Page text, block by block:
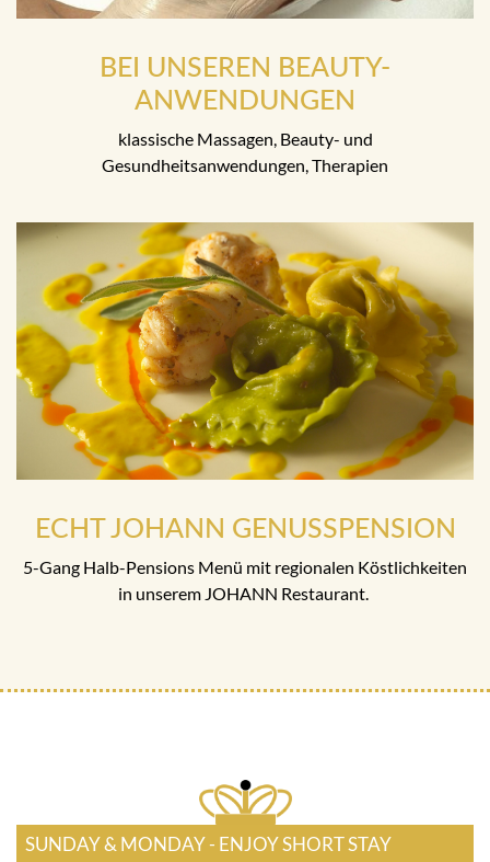
BEI UNSEREN BEAUTY-
ANWENDUNGEN
klassische Massagen, Beauty- und
Gesundheitsanwendungen, Therapien
ECHT JOHANN GENUSSPENSION
5-Gang Halb-Pensions Menü mit regionalen Köstlichkeiten
in unserem JOHANN Restaurant.
SUNDAY & MONDAY - ENJOY SHORT STAY